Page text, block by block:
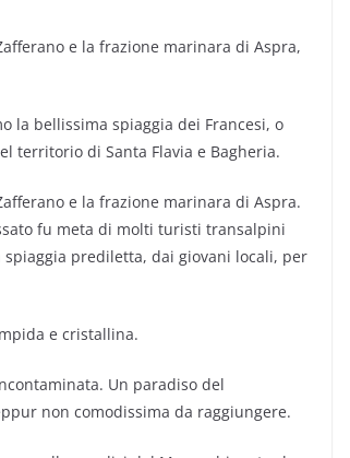
e la frazione marinara di Aspra,
la bellissima spiaggia dei Francesi, o
territorio di Santa Flavia e Bagheria.
e la frazione marinara di Aspra.
fu meta di molti turisti transalpini
prediletta, dai giovani locali, per
e cristallina.
Un paradiso del
non comodissima da raggiungere.